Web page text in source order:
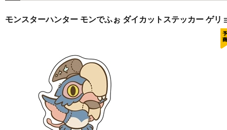
モンスターハンター モンでふぉ ダイカットステッカー ゲリ